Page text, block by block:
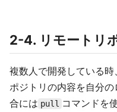
2-4. リモートリ
複数人で開発している
ポジトリの内容を自分
合には pull コマンドを